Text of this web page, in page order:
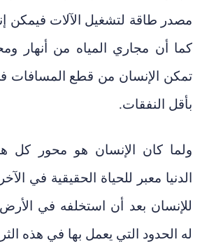
مصدر طاقة لتشغيل الآلات فيمكن
كما أن مجاري المياه من أنهار
تمكن الإنسان من قطع المسافات
بأقل النفقات.
ولما كان الإنسان هو محور كل
الدنيا معبر للحياة الحقيقية في
للإنسان بعد أن استخلفه في
له الحدود التي يعمل بها في هذه